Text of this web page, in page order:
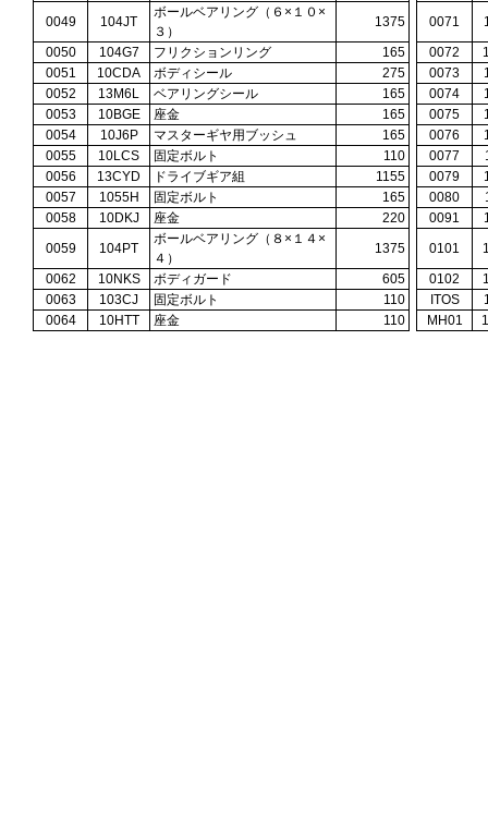
0049
104JT
ボールベアリング（６×１０×
３）
1375 0071
0050
104G7 フリクションリング 165 0072
0051
10CDA ボディシール 275 0073
0052
13M6L ベアリングシール 165 0074
0053
10BGE 座金 165 0075
0054
10J6P マスターギヤ用ブッシュ 165 0076
0055
10LCS 固定ボルト 110 0077
0056
13CYD ドライブギア組 1155 0079
0057
1055H 固定ボルト 165 0080
0058
10DKJ 座金 220 0091
0059
104PT
ボールベアリング（８×１４×
４）
1375 0101
0062
10NKS ボディガード 605 0102
0063
103CJ 固定ボルト 110 ITOS
0064
10HTT 座金 110 MH01